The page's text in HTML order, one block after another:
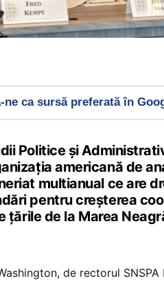
ne ca sursă preferată în
Politice și
americană de
multianual ce are
pentru creșterea
țările de la Marea
de rectorul SNSPA